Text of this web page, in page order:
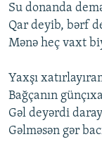
Su donanda
Qar deyib, bərf
Mənə heç vaхt
Yaхşı
Bağçanın
Gəl deyərdi
Gəlməsən gər